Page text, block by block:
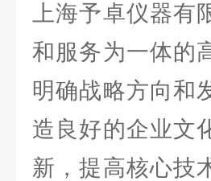
上海予卓仪器
和服务为一体的
明确战略方向和
造良好的企业文
新，提高核心技